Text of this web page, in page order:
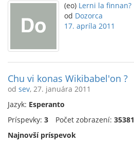
(eo) Lerni la finnan?
od Dozorca
17. apríla 2011
Chu vi konas Wikibabel'on ?
od sev, 27. januára 2011
Jazyk: Esperanto
Príspevky: 3 Počet zobrazení: 35381
Najnovší príspevok